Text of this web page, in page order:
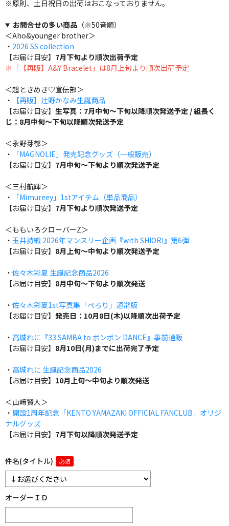
※原則、土日祝日の出荷はおこなっておりません。
お問合せの多い商品（※50音順）
＜Aho&younger brother＞
・ 2026 SS collection
【お届け目安】 7月下旬より順次出荷予定
※「【再販】A&Y Bracelet」は8月上旬より順次出荷予定
＜超ときめき♡宣伝部＞
・
【再販】辻野かなみ生誕商品
【お届け目安】 生写真：7月中旬～下旬以降順次発送予定 / 組長く
じ：8月中旬～下旬以降順次発送予定
＜永野芽郁＞
・
「MAGNOLIE」発売記念グッズ（一般販売）
【お届け目安】 7月中旬～下旬より順次発送予定
＜三村航輝＞
・
「Mimureey」1stアイテム（単品商品）
【お届け目安】 7月下旬より順次発送予定
＜ももいろクローバーZ＞
・ 玉井詩織 2026年マンスリー企画『with SHIORI』第6弾
【お届け目安】 8月上旬～中旬より順次発送予定
・ 佐々木彩夏 生誕記念商品2026
【お届け目安】 8月中旬～下旬より順次発送
・ 佐々木彩夏1st写真集「ぺろり」通常版
【お届け目安】 発売日：10月8日(木)以降順次出荷予定
・ 高城れに『33 SAMBA to ボンボン DANCE』事前通販
【お届け目安】 8月10日(月)までに出荷完了予定
・ 高城れに 生誕記念商品2026
【お届け目安】 10月上旬～中旬より順次発送
＜山﨑賢人＞
・ 開設1周年記念「KENTO YAMAZAKI OFFICIAL FANCLUB」オリジ
ナルグッズ
【お届け目安】 7月下旬以降順次発送予定
件名(タイトル)
オーダーＩＤ